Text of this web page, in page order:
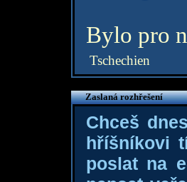
Bylo pro
Tschechien
Zaslaná rozhřešení
Chceš
hříšníkovi
poslat na